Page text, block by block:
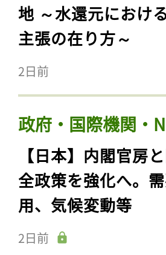
地 ～水還元におけ
主張の在り方～
2日前
政府・国際機関・
【日本】内閣官房
全政策を強化へ。
用、気候変動等
2日前